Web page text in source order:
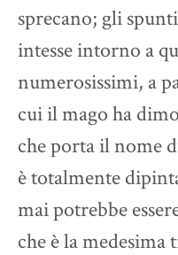
sprecano; gli
intesse intorno a
numerosissimi, a
cui il mago ha
che porta il nome
è totalmente
mai potrebbe
che è la